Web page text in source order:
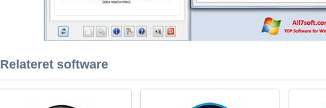
Relateret software